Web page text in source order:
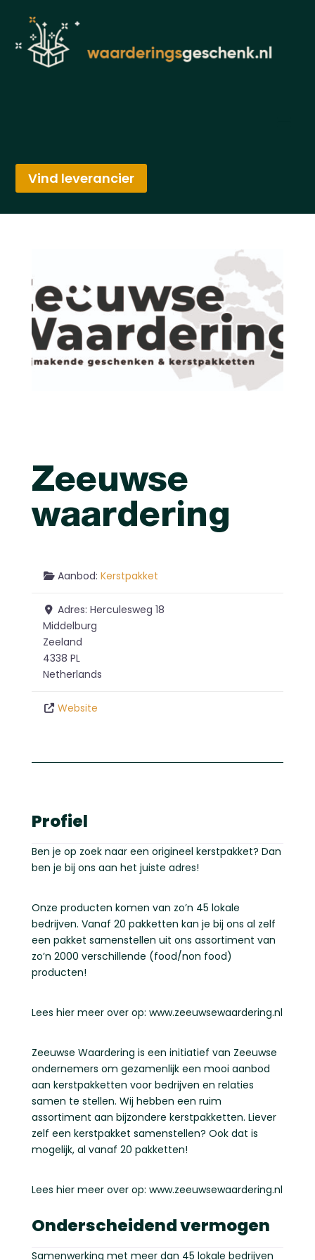
Vind leverancier
Zeeuwse
waardering
Aanbod:Kerstpakket
Adres:Herculesweg 18
Middelburg
Zeeland
4338 PL
Netherlands
Website
Profiel
Ben je op zoek naar een origineel kerstpakket? Dan
ben je bij ons aan het juiste adres!
Onze producten komen van zo’n 45 lokale
bedrijven. Vanaf 20 pakketten kan je bij ons al zelf
een pakket samenstellen uit ons assortiment van
zo’n 2000 verschillende (food/non food)
producten!
Lees hier meer over op: www.zeeuwsewaardering.nl
Zeeuwse Waardering is een initiatief van Zeeuwse
ondernemers om gezamenlijk een mooi aanbod
aan kerstpakketten voor bedrijven en relaties
samen te stellen. Wij hebben een ruim
assortiment aan bijzondere kerstpakketten. Liever
zelf een kerstpakket samenstellen? Ook dat is
mogelijk, al vanaf 20 pakketten!
Lees hier meer over op: www.zeeuwsewaardering.nl
Onderscheidend vermogen
Samenwerking met meer dan 45 lokale bedrijven